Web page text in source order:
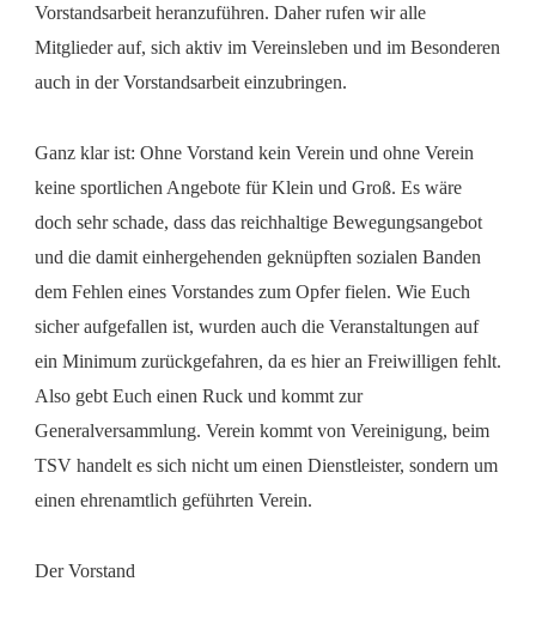
Vorstandsarbeit heranzuführen. Daher rufen wir alle
Mitglieder auf, sich aktiv im Vereinsleben und im Besonderen
auch in der Vorstandsarbeit einzubringen.
Ganz klar ist: Ohne Vorstand kein Verein und ohne Verein
keine sportlichen Angebote für Klein und Groß. Es wäre
doch sehr schade, dass das reichhaltige Bewegungsangebot
und die damit einhergehenden geknüpften sozialen Banden
dem Fehlen eines Vorstandes zum Opfer fielen. Wie Euch
sicher aufgefallen ist, wurden auch die Veranstaltungen auf
ein Minimum zurückgefahren, da es hier an Freiwilligen fehlt.
Also gebt Euch einen Ruck und kommt zur
Generalversammlung. Verein kommt von Vereinigung, beim
TSV handelt es sich nicht um einen Dienstleister, sondern um
einen ehrenamtlich geführten Verein.
Der Vorstand